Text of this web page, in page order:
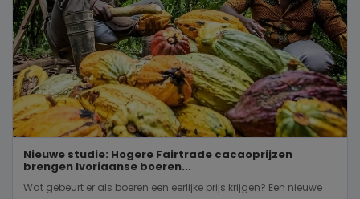
Nieuwe studie: Hogere Fairtrade cacaoprijzen
brengen Ivoriaanse boeren...
Wat gebeurt er als boeren een eerlijke prijs krijgen? Een nieuwe